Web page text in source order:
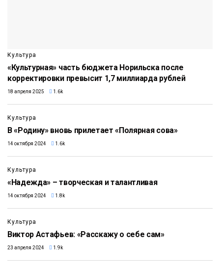
Культура
«Культурная» часть бюджета Норильска после
корректировки превысит 1,7 миллиарда рублей
18 апреля 2025 1.6k
Культура
В «Родину» вновь прилетает «Полярная сова»
14 октября 2024 1.6k
Культура
«Надежда» – творческая и талантливая
14 октября 2024 1.8k
Культура
Виктор Астафьев: «Расскажу о себе сам»
23 апреля 2024 1.9k